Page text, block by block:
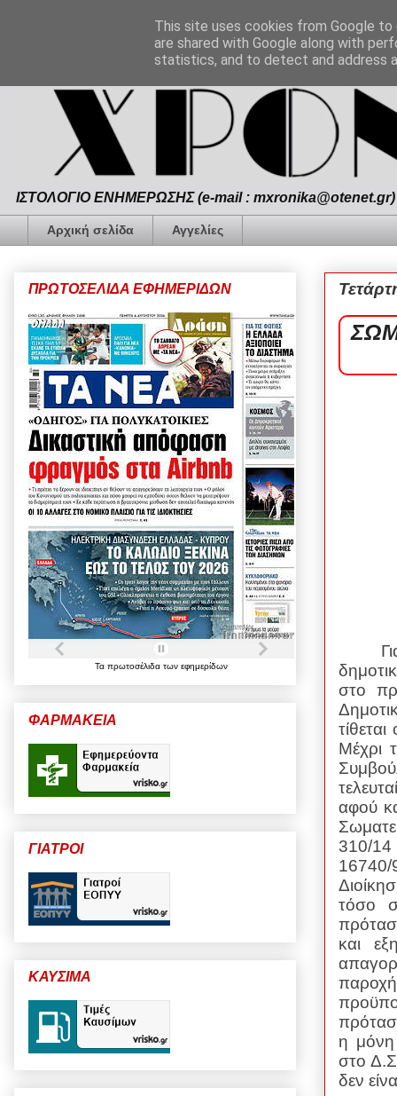
ΙΣΤΟΛΟΓΙΟ ΕΝΗΜΕΡΩΣΗΣ (e-mail :
Αρχική σελίδα Αγγελίες
στο
Μέχρι
αφού
310/
τόσο
και
η
στο
δεν
ΠΡΩΤΟΣΕΛΙΔΑ ΕΦΗΜΕΡΙΔΩΝ
Τα πρωτοσέλιδα των εφημερίδων
ΦΑΡΜΑΚΕΙΑ
ΓΙΑΤΡΟΙ
ΚΑΥΣΙΜΑ
This site uses cookies from Google
are shared with Google along with
statistics, and to detect and address